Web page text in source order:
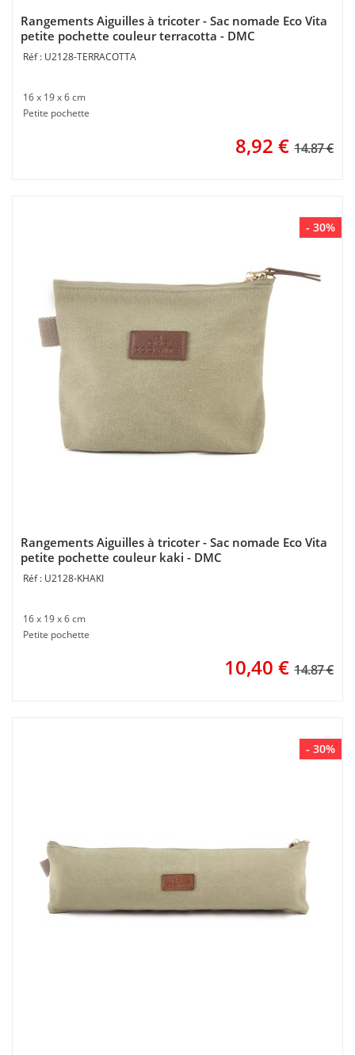
Rangements Aiguilles à tricoter - Sac nomade Eco Vita
petite pochette couleur terracotta - DMC
U2128-TERRACOTTA
16 x 19 x 6 cm
Petite pochette
8,92 € 14.87 €
- 30%
Rangements Aiguilles à tricoter - Sac nomade Eco Vita
petite pochette couleur kaki - DMC
U2128-KHAKI
16 x 19 x 6 cm
Petite pochette
10,40 € 14.87 €
- 30%